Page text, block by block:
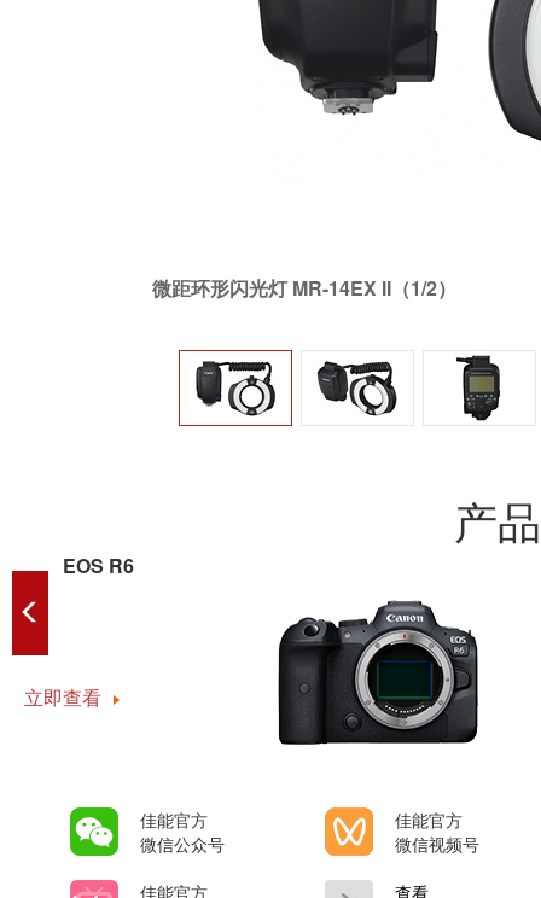
微距环形闪光灯 MR-14EX II（1/2）
产
EOS R6
立即查看
佳能官方
微信公众号
佳能官方
微信视频号
佳能官方
查看